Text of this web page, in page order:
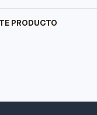
PRODUCTO